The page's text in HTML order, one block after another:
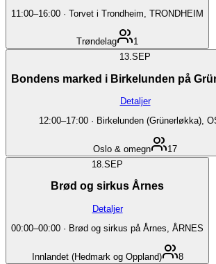
11:00–16:00 · Torvet i Trondheim, TRONDHEIM
Trøndelag
1
13. SEP
Bondens marked i Birkelunden på
Detaljer
12:00–17:00· Birkelunden (Grünerløkka),
Oslo & omegn
17
18. SEP
Brød og sirkus Årnes
Detaljer
00:00–00:00 · Brød og sirkus på Årnes, ÅRNES
Innlandet (Hedmark og Oppland)
8